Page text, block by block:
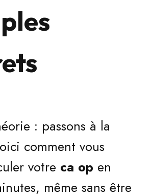
: passons à la
comment vous
votre ca op en
même sans être